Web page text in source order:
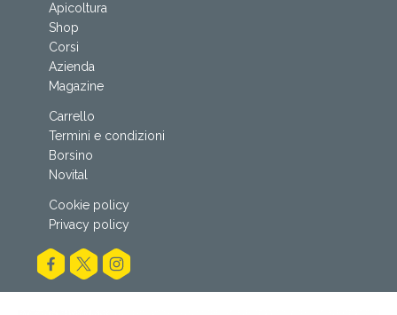
Apicoltura
Shop
Corsi
Azienda
Magazine
Carrello
Termini e condizioni
Borsino
Novital
Cookie policy
Privacy policy